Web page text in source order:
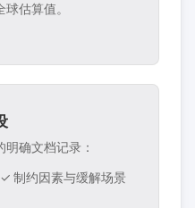
估算值。
确文档记录：
✓ 制约因素与缓解场景